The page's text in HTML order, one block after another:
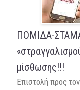
ΠΟΜΙΔΑ-
μίσθωσης!!!
Επιστολή προς